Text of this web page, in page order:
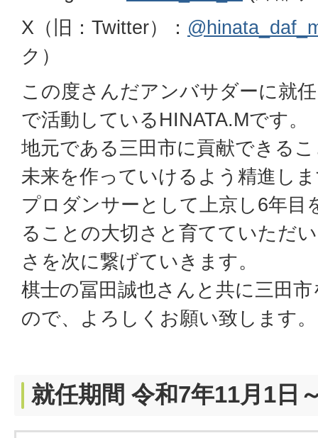
X（旧：Twitter）：
ク）
この度さんだアンバサダーに就
で活動しているHINATA.Mです。
地元である三田市に貢献できる
未来を作っていけるよう精進し
プロダンサーとして上京し6年目
ることの大切さと育てていただ
さを次に繋げていきます。
棋士の冨田誠也さんと共に三田
ので、よろしくお願い致します。
就任期間 令和7年11月1日